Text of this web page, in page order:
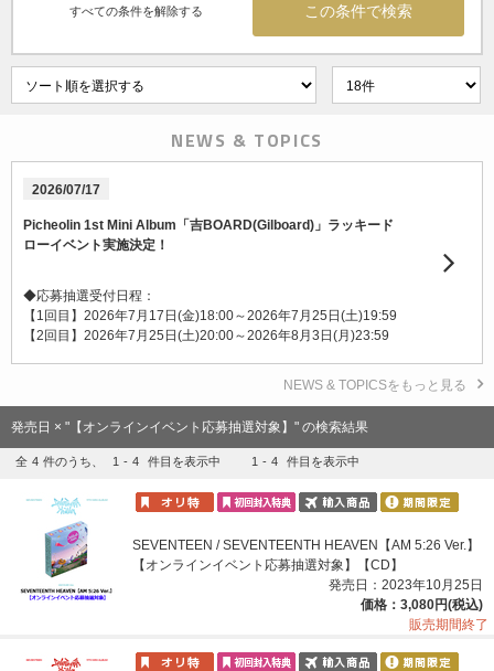
すべての条件を解除する
NEWS & TOPICS
2026/07/17
Picheolin 1st Mini Album「吉BOARD(Gilboard)」ラッキード
ローイベント実施決定！
◆応募抽選受付日程：
【1回目】2026年7月17日(金)18:00～2026年7月25日(土)19:59
【2回目】2026年7月25日(土)20:00～2026年8月3日(月)23:59
NEWS & TOPICSをもっと見る
発売日 × "【オンラインイベント応募抽選対象】" の検索結果
全 4 件のうち、 1 - 4 件目を表示中 1 - 4 件目を表示中
SEVENTEEN / SEVENTEENTH HEAVEN【AM 5:26 Ver.】
【オンラインイベント応募抽選対象】【CD】
発売日：2023年10月25日
価格：3,080円(税込)
販売期間終了